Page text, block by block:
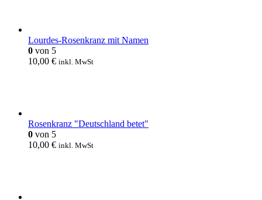
Lourdes-Rosenkranz mit Namen
0 von 5
10,00 € inkl. MwSt
Rosenkranz "Deutschland betet"
0 von 5
10,00 € inkl. MwSt